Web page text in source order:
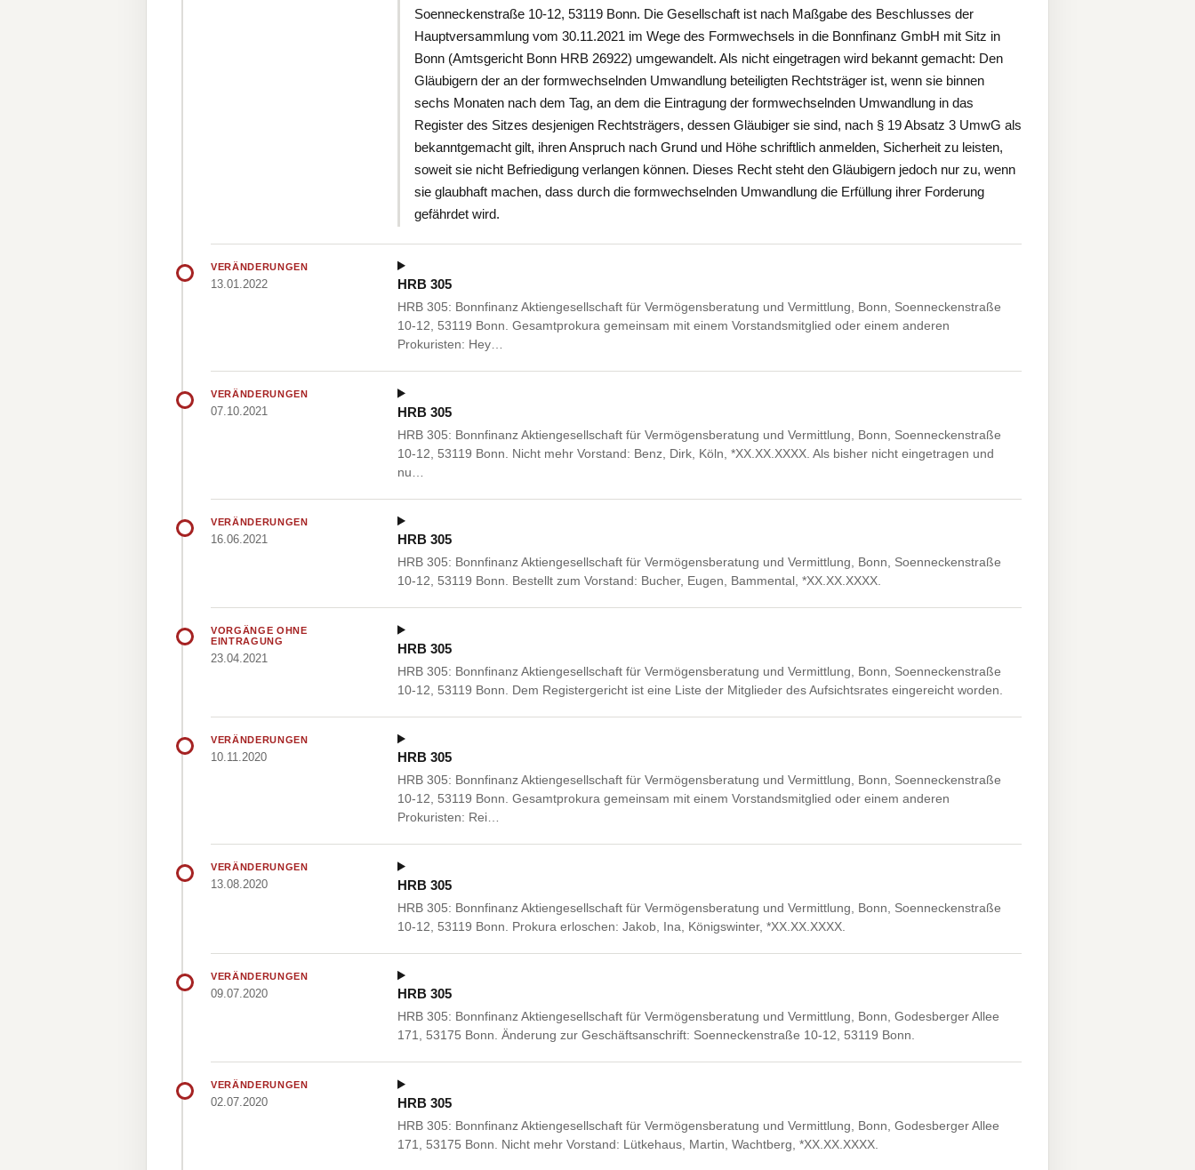
Soenneckenstraße 10-12, 53119 Bonn. Die Gesellschaft ist nach Maßgabe des Beschlusses der
Hauptversammlung vom 30.11.2021 im Wege des Formwechsels in die Bonnfinanz GmbH mit Sitz in
Bonn (Amtsgericht Bonn HRB 26922) umgewandelt. Als nicht eingetragen wird bekannt gemacht: Den
Gläubigern der an der formwechselnden Umwandlung beteiligten Rechtsträger ist, wenn sie binnen
sechs Monaten nach dem Tag, an dem die Eintragung der formwechselnden Umwandlung in das
Register des Sitzes desjenigen Rechtsträgers, dessen Gläubiger sie sind, nach § 19 Absatz 3 UmwG als
bekanntgemacht gilt, ihren Anspruch nach Grund und Höhe schriftlich anmelden, Sicherheit zu leisten,
soweit sie nicht Befriedigung verlangen können. Dieses Recht steht den Gläubigern jedoch nur zu, wenn
sie glaubhaft machen, dass durch die formwechselnden Umwandlung die Erfüllung ihrer Forderung
gefährdet wird.
VERÄNDERUNGEN
13.01.2022 HRB 305
HRB 305: Bonnfinanz Aktiengesellschaft für Vermögensberatung und Vermittlung, Bonn, Soenneckenstraße
10-12, 53119 Bonn. Gesamtprokura gemeinsam mit einem Vorstandsmitglied oder einem anderen
Prokuristen: Hey…
VERÄNDERUNGEN
07.10.2021 HRB 305
HRB 305: Bonnfinanz Aktiengesellschaft für Vermögensberatung und Vermittlung, Bonn, Soenneckenstraße
10-12, 53119 Bonn. Nicht mehr Vorstand: Benz, Dirk, Köln, *XX.XX.XXXX. Als bisher nicht eingetragen und
nu…
VERÄNDERUNGEN
16.06.2021 HRB 305
HRB 305: Bonnfinanz Aktiengesellschaft für Vermögensberatung und Vermittlung, Bonn, Soenneckenstraße
10-12, 53119 Bonn. Bestellt zum Vorstand: Bucher, Eugen, Bammental, *XX.XX.XXXX.
VORGÄNGE OHNE
EINTRAGUNG
23.04.2021
HRB 305
HRB 305: Bonnfinanz Aktiengesellschaft für Vermögensberatung und Vermittlung, Bonn, Soenneckenstraße
10-12, 53119 Bonn. Dem Registergericht ist eine Liste der Mitglieder des Aufsichtsrates eingereicht worden.
VERÄNDERUNGEN
10.11.2020 HRB 305
HRB 305: Bonnfinanz Aktiengesellschaft für Vermögensberatung und Vermittlung, Bonn, Soenneckenstraße
10-12, 53119 Bonn. Gesamtprokura gemeinsam mit einem Vorstandsmitglied oder einem anderen
Prokuristen: Rei…
VERÄNDERUNGEN
13.08.2020 HRB 305
HRB 305: Bonnfinanz Aktiengesellschaft für Vermögensberatung und Vermittlung, Bonn, Soenneckenstraße
10-12, 53119 Bonn. Prokura erloschen: Jakob, Ina, Königswinter, *XX.XX.XXXX.
VERÄNDERUNGEN
09.07.2020 HRB 305
HRB 305: Bonnfinanz Aktiengesellschaft für Vermögensberatung und Vermittlung, Bonn, Godesberger Allee
171, 53175 Bonn. Änderung zur Geschäftsanschrift: Soenneckenstraße 10-12, 53119 Bonn.
VERÄNDERUNGEN
02.07.2020 HRB 305
HRB 305: Bonnfinanz Aktiengesellschaft für Vermögensberatung und Vermittlung, Bonn, Godesberger Allee
171, 53175 Bonn. Nicht mehr Vorstand: Lütkehaus, Martin, Wachtberg, *XX.XX.XXXX.